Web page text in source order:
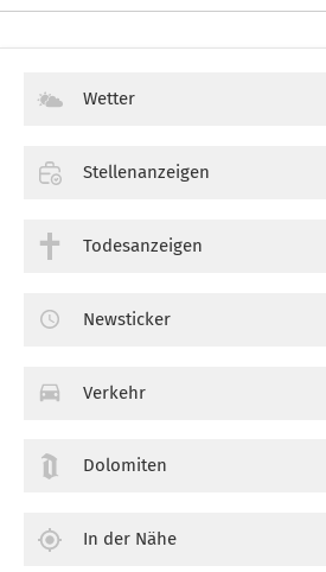
Wetter
Stellenanzeigen
Todesanzeigen
Newsticker
Verkehr
Dolomiten
In der Nähe